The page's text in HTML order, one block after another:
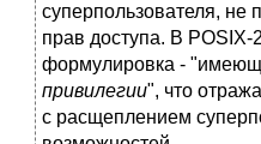
суперпользователя, не
прав доступа. В
формулировка -
привилегии", что
с расщеплением